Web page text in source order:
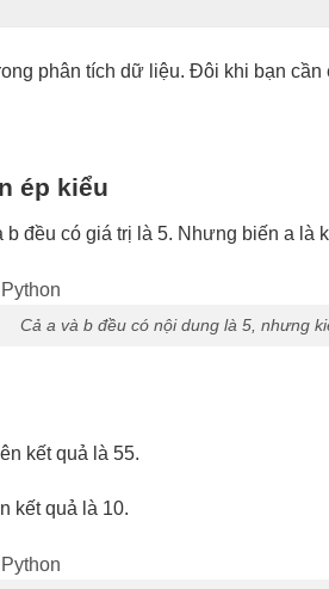
phân tích dữ liệu. Đôi khi bạn
ép kiểu
đều có giá trị là 5. Nhưng biến a là
Cả a và b đều có nội dung là 5, nhưng
kết quả là 55.
kết quả là 10.